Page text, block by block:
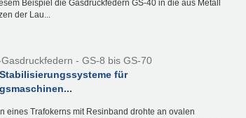
Beispiel die Gasdruckfedern GS-40 in die aus Metall
der Lau...
- GS-8 bis GS-70
für
eines Trafokerns mit Resinband drohte an ovalen